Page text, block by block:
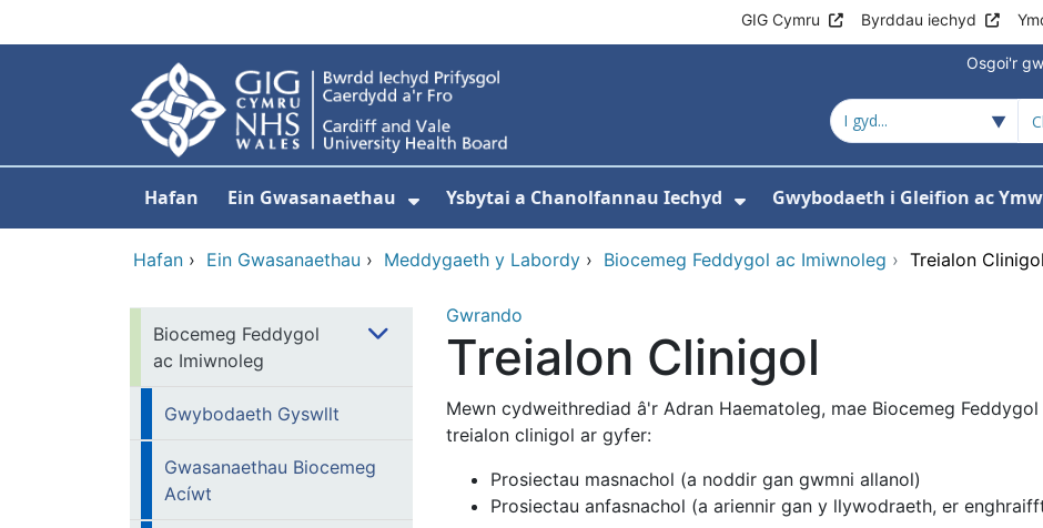
GIG Cymru Byrddau iechyd
Osgoi'r
Hafan Ein Gwasanaethau Ysbytai a Chanolfannau Iechyd Gwybodaeth i Gleifion ac
Hafan › Ein Gwasanaethau › Meddygaeth y Labordy › Biocemeg Feddygol ac Imiwnoleg › Treialon Clinigol
Biocemeg Feddygol
ac Imiwnoleg
Gwybodaeth Gyswllt
Gwasanaethau Biocemeg
Acíwt
Gwrando
Treialon Clinigol
Mewn cydweithrediad â'r Adran Haematoleg, mae Biocemeg
treialon clinigol ar gyfer:
Prosiectau masnachol (a noddir gan gwmni allanol)
Prosiectau anfasnachol (a ariennir gan y llywodraeth, er